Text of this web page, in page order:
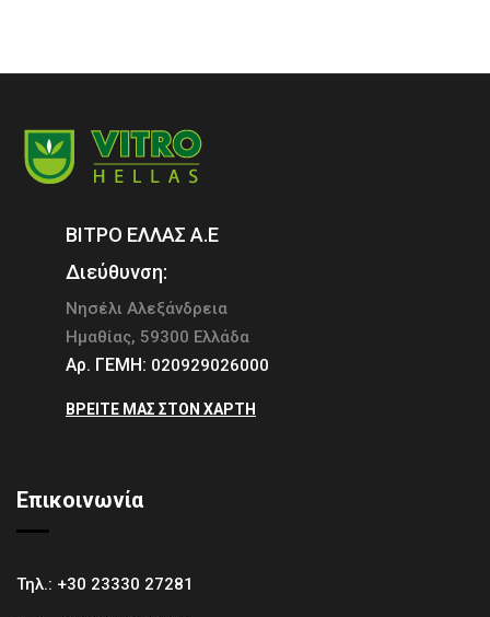
ΒΙΤΡΟ ΕΛΛΑΣ Α.Ε
Διεύθυνση:
Νησέλι Αλεξάνδρεια
Ημαθίας, 59300 Ελλάδα
Αρ. ΓΕΜΗ: 020929026000
ΒΡΕΊΤΕ ΜΑΣ ΣΤΟΝ ΧΆΡΤΗ
Επικοινωνία
Τηλ.: +30 23330 27281